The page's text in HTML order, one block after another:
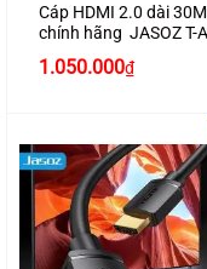
Cáp HDMI 2.0 dài 30M
chính hãng JASOZ T-
1.050.000₫